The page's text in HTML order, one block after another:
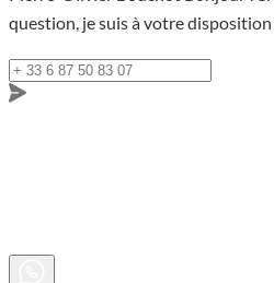
question, je suis à votre